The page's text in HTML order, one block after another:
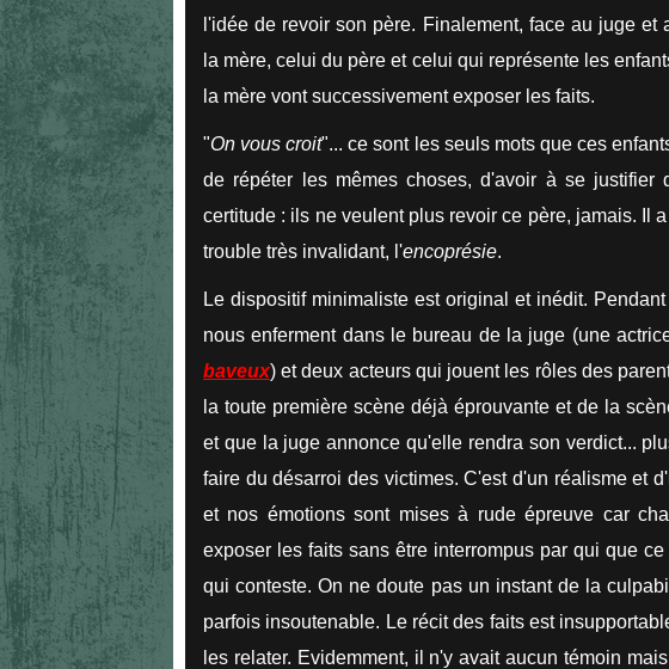
l'idée de revoir son père. Finalement, face au juge
la mère, celui du père et celui qui représente les
la mère vont successivement exposer les faits.
"On vous croit"... ce sont les seuls mots que ces
de répéter les mêmes choses, d'avoir à se justifier
certitude : ils ne veulent plus revoir ce père, jamais. Il
trouble très invalidant, l'encoprésie.
Le dispositif minimaliste est original et inédit.
nous enferment dans le bureau de la juge (une
baveux) et deux acteurs qui jouent les rôles des
la toute première scène déjà éprouvante et de la
et que la juge annonce qu'elle rendra son verdict...
faire du désarroi des victimes. C'est d'un réalisme et
et nos émotions sont mises à rude épreuve car
exposer les faits sans être interrompus par qui que
qui conteste. On ne doute pas un instant de la
parfois insoutenable. Le récit des faits est
les relater. Evidemment, il n'y avait aucun témoin